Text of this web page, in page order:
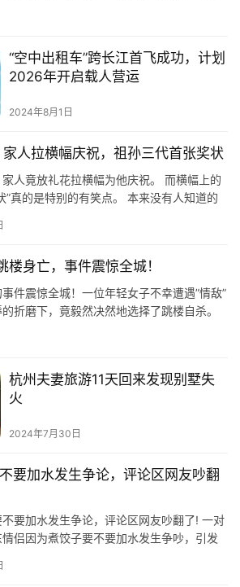
“空中出租车”跨长江首飞成功，计划
2026年开启载人营运
2024年8月1日
人拉横幅庆祝，祖孙三代首张奖状
人竟放礼花拉横幅为他庆祝。 而横幅上的
”真的是特别的有笑点。 本来没有人知道的
楼身亡，事件震惊全城！
件震惊全城！一位年轻女子不幸遭遇”情敌”
折磨下，竟毅然决然地选择了跳楼自杀。
杭州夫妻旅游11天回来发现别墅失
火
2024年7月30日
要加水发生争论，评论区网友吵翻
要加水发生争论，评论区网友吵翻了! 一对
侣因为煮饺子要不要加水发生争吵，引发